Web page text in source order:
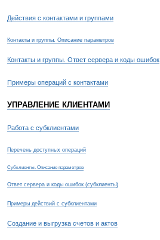
Действия с контактами и группами
Контакты и группы. Описание параметров
Контакты и группы. Ответ сервера и коды ошибок
Примеры операций с контактами
УПРАВЛЕНИЕ КЛИЕНТАМИ
Работа с субклиентами
Перечень доступных операций
Субклиенты. Описание параметров
Ответ сервера и коды ошибок (субклиенты)
Примеры действий с субклиентами
Создание и выгрузка счетов и актов